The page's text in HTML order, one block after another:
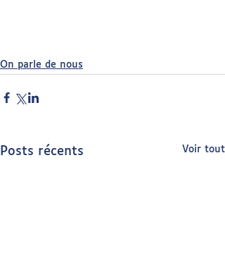
On parle de nous
Posts récents Voir tout